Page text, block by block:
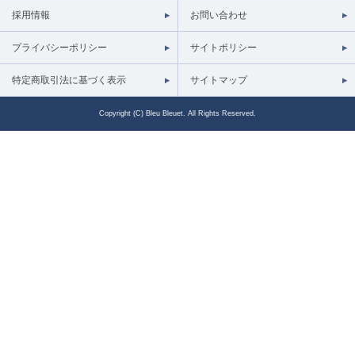
採用情報 お問い合わせ
プライバシーポリシー サイトポリシー
特定商取引法に基づく表示 サイトマップ
Copyright (C) Bleu Bleuet. All Rights Reserved.